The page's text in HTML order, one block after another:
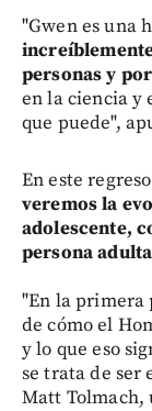
"Gwen es una
personas y
en la ciencia y
que puede",
En este
veremos la
adolescente,
persona adulta
"En la primera
de cómo el
y lo que eso
se trata de ser
Matt Tolmach,